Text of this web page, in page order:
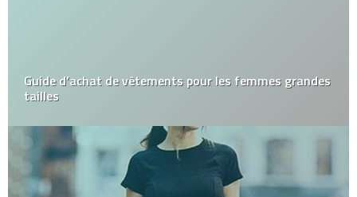
Guide d’achat de vêtements pour les femmes grandes
tailles